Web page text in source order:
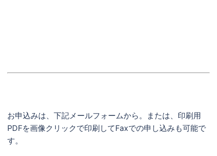
お申込みは、下記メールフォームから。または、印刷用
PDFを画像クリックで印刷してFaxでの申し込みも可能で
す。